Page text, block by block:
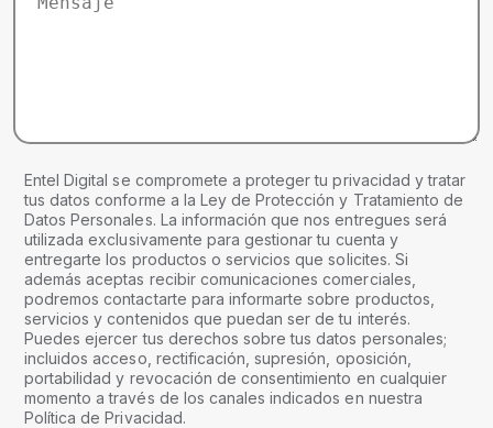
Entel Digital se compromete a proteger tu privacidad y tratar
tus datos conforme a la Ley de Protección y Tratamiento de
Datos Personales. La información que nos entregues será
utilizada exclusivamente para gestionar tu cuenta y
entregarte los productos o servicios que solicites. Si
además aceptas recibir comunicaciones comerciales,
podremos contactarte para informarte sobre productos,
servicios y contenidos que puedan ser de tu interés.
Puedes ejercer tus derechos sobre tus datos personales;
incluidos acceso, rectificación, supresión, oposición,
portabilidad y revocación de consentimiento en cualquier
momento a través de los canales indicados en nuestra
Política de Privacidad.